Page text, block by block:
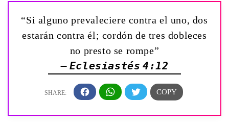
“Si alguno prevaleciere contra el uno, dos
estarán contra él; cordón de tres dobleces
no presto se rompe”
— Eclesiastés 4:12